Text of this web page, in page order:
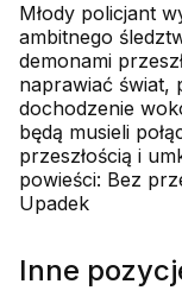
Młody policjant
ambitnego
demonami
naprawiać świat,
dochodzenie
będą musieli
przeszłością i
powieści: Bez
Upadek
Inne